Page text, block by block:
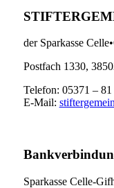
der Sparkasse
Postfach 1330,
Telefon: 05371 –
E-Mail:
Sparkasse Celle-